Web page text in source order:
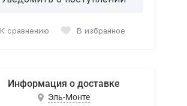
К сравнению В избранное
Информация о доставке
Эль-Монте